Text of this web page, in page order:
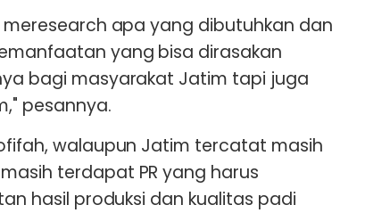
meresearch apa yang dibutuhkan dan
yang bisa dirasakan
bagi masyarakat Jatim tapi juga
pesannya.
walaupun Jatim tercatat masih
terdapat PR yang harus
hasil produksi dan kualitas padi